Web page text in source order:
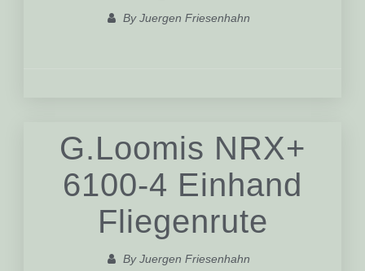
ByJuergen Friesenhahn
G.Loomis NRX+
6100-4 Einhand
Fliegenrute
ByJuergen Friesenhahn